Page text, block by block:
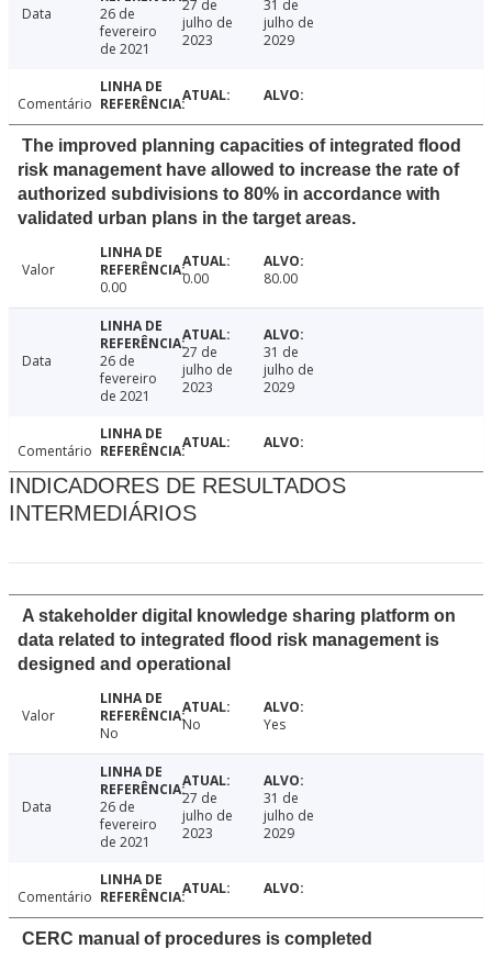
Data
26 de
fevereiro
de 2021
27 de
julho de
2023
31 de
julho de
2029
Comentário
The improved planning capacities of integrated flood
risk management have allowed to increase the rate of
authorized subdivisions to 80% in accordance with
validated urban plans in the target areas.
Valor
0.00
0.00 80.00
Data
26 de
fevereiro
de 2021
27 de
julho de
2023
31 de
julho de
2029
Comentário
INDICADORES DE RESULTADOS
INTERMEDIÁRIOS
A stakeholder digital knowledge sharing platform on
data related to integrated flood risk management is
designed and operational
Valor
No
No Yes
Data
26 de
fevereiro
de 2021
27 de
julho de
2023
31 de
julho de
2029
Comentário
CERC manual of procedures is completed